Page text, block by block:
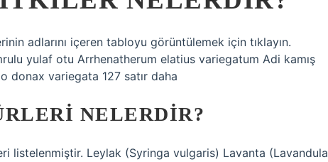
adlarını içeren tabloyu görüntülemek için tıklayın.
yulaf otu Arrhenatherum elatius variegatum Adi kamış
donax variegata 127 satır daha
NELERDIR?
listelenmiştir. Leylak (Syringa vulgaris) Lavanta (Lavandula